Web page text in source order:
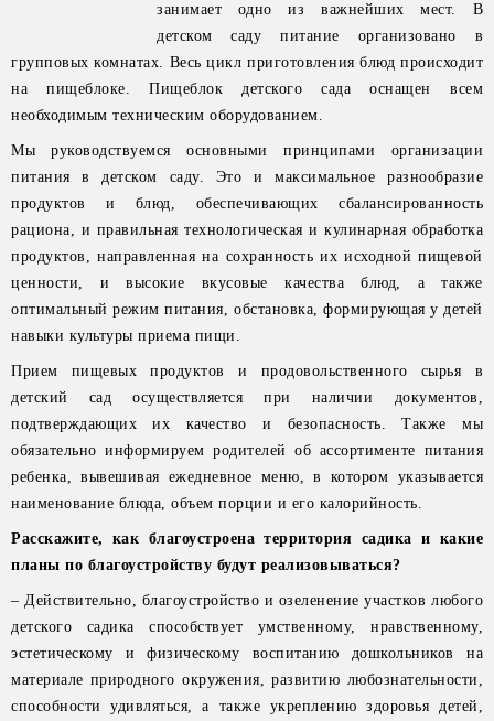
занимает одно из важнейших мест. В
детском саду питание организовано в
групповых комнатах. Весь цикл приготовления блюд происходит
на пищеблоке. Пищеблок детского сада оснащен всем
необходимым техническим оборудованием.
Мы руководствуемся основными принципами организации
питания в детском саду. Это и максимальное разнообразие
продуктов и блюд, обеспечивающих сбалансированность
рациона, и правильная технологическая и кулинарная обработка
продуктов, направленная на сохранность их исходной пищевой
ценности, и высокие вкусовые качества блюд, а также
оптимальный режим питания, обстановка, формирующая у детей
навыки культуры приема пищи.
Прием пищевых продуктов и продовольственного сырья в
детский сад осуществляется при наличии документов,
подтверждающих их качество и безопасность. Также мы
обязательно информируем родителей об ассортименте питания
ребенка, вывешивая ежедневное меню, в котором указывается
наименование блюда, объем порции и его калорийность.
Расскажите, как благоустроена территория садика и какие
планы по благоустройству будут реализовываться?
– Действительно, благоустройство и озеленение участков любого
детского садика способствует умственному, нравственному,
эстетическому и физическому воспитанию дошкольников на
материале природного окружения, развитию любознательности,
способности удивляться, а также укреплению здоровья детей,